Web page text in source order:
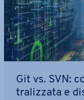
Git vs. SVN:
tra­liz­za­ta e